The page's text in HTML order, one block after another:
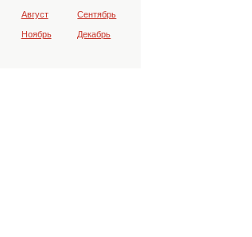
Август Сентябрь
Ноябрь Декабрь